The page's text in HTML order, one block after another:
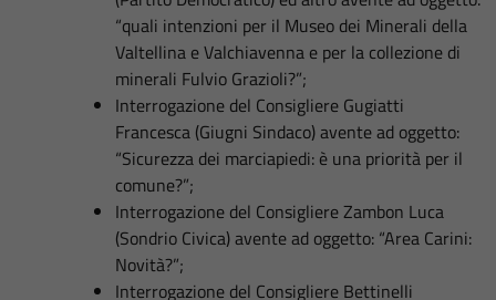
“quali intenzioni per il Museo dei Minerali della
Valtellina e Valchiavenna e per la collezione di
minerali Fulvio Grazioli?”;
Interrogazione del Consigliere Gugiatti
Francesca (Giugni Sindaco) avente ad oggetto:
“Sicurezza dei marciapiedi: è una priorità per il
comune?”;
Interrogazione del Consigliere Zambon Luca
(Sondrio Civica) avente ad oggetto: “Area Carini:
Novità?”;
Interrogazione del Consigliere Bettinelli